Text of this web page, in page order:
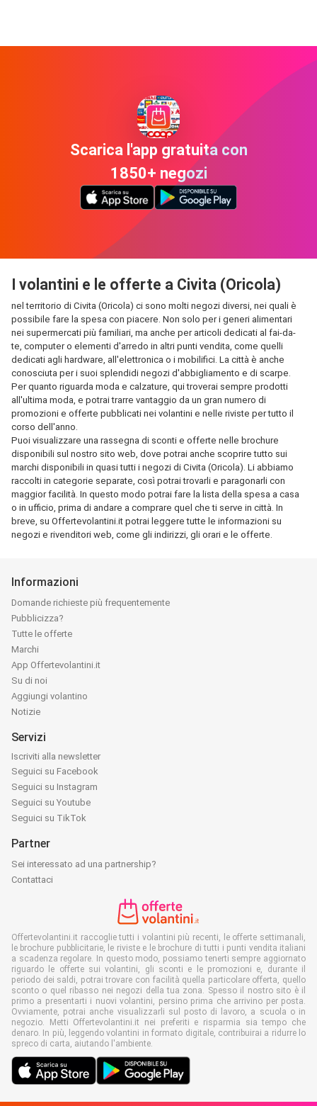
Scarica l'app gratuita con
1850+ negozi
I volantini e le offerte a Civita (Oricola)
nel territorio di Civita (Oricola) ci sono molti negozi diversi, nei quali è
possibile fare la spesa con piacere. Non solo per i generi alimentari
nei supermercati più familiari, ma anche per articoli dedicati al fai-da-
te, computer o elementi d'arredo in altri punti vendita, come quelli
dedicati agli hardware, all'elettronica o i mobilifici. La città è anche
conosciuta per i suoi splendidi negozi d'abbigliamento e di scarpe.
Per quanto riguarda moda e calzature, qui troverai sempre prodotti
all'ultima moda, e potrai trarre vantaggio da un gran numero di
promozioni e offerte pubblicati nei volantini e nelle riviste per tutto il
corso dell'anno.
Puoi visualizzare una rassegna di sconti e offerte nelle brochure
disponibili sul nostro sito web, dove potrai anche scoprire tutto sui
marchi disponibili in quasi tutti i negozi di Civita (Oricola). Li abbiamo
raccolti in categorie separate, così potrai trovarli e paragonarli con
maggior facilità. In questo modo potrai fare la lista della spesa a casa
o in ufficio, prima di andare a comprare quel che ti serve in città. In
breve, su Offertevolantini.it potrai leggere tutte le informazioni su
negozi e rivenditori web, come gli indirizzi, gli orari e le offerte.
Informazioni
Domande richieste più frequentemente
Pubblicizza?
Tutte le offerte
Marchi
App Offertevolantini.it
Su di noi
Aggiungi volantino
Notizie
Servizi
Iscriviti alla newsletter
Seguici su Facebook
Seguici su Instagram
Seguici su Youtube
Seguici su TikTok
Partner
Sei interessato ad una partnership?
Contattaci
Offertevolantini.it raccoglie tutti i volantini più recenti, le offerte settimanali,
le brochure pubblicitarie, le riviste e le brochure di tutti i punti vendita italiani
a scadenza regolare. In questo modo, possiamo tenerti sempre aggiornato
riguardo le offerte sui volantini, gli sconti e le promozioni e, durante il
periodo dei saldi, potrai trovare con facilità quella particolare offerta, quello
sconto o quel ribasso nei negozi della tua zona. Spesso il nostro sito è il
primo a presentarti i nuovi volantini, persino prima che arrivino per posta.
Ovviamente, potrai anche visualizzarli sul posto di lavoro, a scuola o in
negozio. Metti Offertevolantini.it nei preferiti e risparmia sia tempo che
denaro. In più, leggendo volantini in formato digitale, contribuirai a ridurre lo
spreco di carta, aiutando l'ambiente.